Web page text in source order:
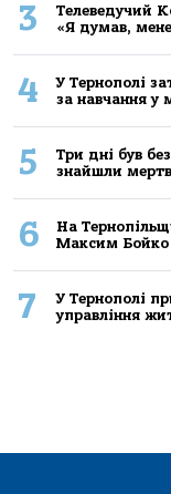
3
Телеведучий
«Я думав,
4
У Тернополі
за навчання у
5
Три дні був
знайшли
6
На
Максим Бойко
7
У Тернополі
управління